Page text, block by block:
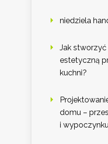
niedziela
Jak
estetyczną
kuchni?
domu –
i